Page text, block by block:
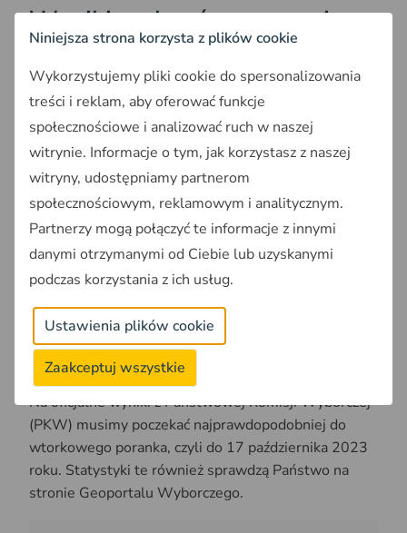
Wyniki wyborów na mapie w
Geoportalu Wyborczym
Według najnowszych sondażowych danych
frekwencja w wyborach do Sejmu wyniosła 72,9%
.
Najwięcej głosów wg. sondażowych wyników exit
poll 2023 zdobył komitet KOMITET WYBORCZY
PRAWO I SPRAWIEDLIWOŚĆ, który zdobył
łącznie36,8 % wszystkich głosów wyborców, co
oznacza, że zdobył łącznie 200 mandatów poselskich.
Na drugim miejscu uplasował się komitet KOALICJI
OBYWATELSKIEJ, z wynikiem 31,6% głosów (163
mandatów). Podium zamyka TRZECIA DROGA –
13% głosów , co przekłada się na 55 zdobytych
mandatów poselskich.
Na oficjalne wyniki z Państwowej Komisji Wyborczej
(PKW) musimy poczekać najprawdopodobniej do
wtorkowego poranka, czyli do 17 października 2023
roku. Statystyki te również sprawdzą Państwo na
stronie Geoportalu Wyborczego.
Niniejsza strona korzysta z plików cookie
Wykorzystujemy pliki cookie do spersonalizowania
treści i reklam, aby oferować funkcje
społecznościowe i analizować ruch w naszej
witrynie. Informacje o tym, jak korzystasz z naszej
witryny, udostępniamy partnerom
społecznościowym, reklamowym i analitycznym.
Partnerzy mogą połączyć te informacje z innymi
danymi otrzymanymi od Ciebie lub uzyskanymi
podczas korzystania z ich usług.
Ustawienia plików cookie
Zaakceptuj wszystkie